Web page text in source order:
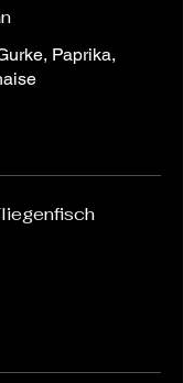
Paprika,